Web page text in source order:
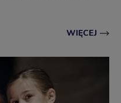
WIĘCEJ